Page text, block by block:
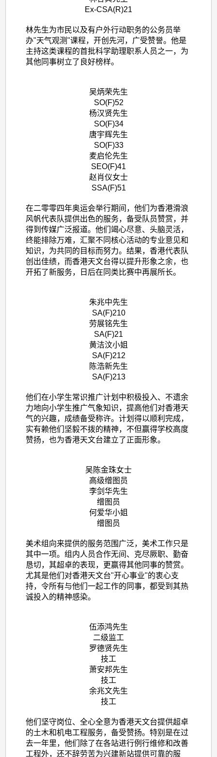
Ex-CSA(R)21
林先生为市民以及有户外行动职务的公务员举
办"天气观测"课程，开创先河，广受赞誉。他是
主持这类课程的首批科学助理职系人员之一，为
其他同事树立了良好榜样。
吴炳荣先生
SO(F)52
杨汉贤先生
SO(F)34
唐宇辉先生
SO(F)33
麦启伦先生
SEO(F)41
赵肖仪女士
SSA(F)51
在二零零四年奥运会举行期间，他们为香港滑浪
风帆代表队提供出色的服务，备受队员赞赏，并
得到传媒广泛报道。他们竭心尽意、头脑灵活，
终能排除万难，汇聚不同核心活动的专业意见和
知识，为共同的目标而努力。结果，香港代表队
创出佳绩，而香港天文台得以提升形象之余，也
开拓了新服务，日后在同类比赛中再展所长。
朱兆中先生
SA(F)210
劳展铭先生
SA(F)21
黄洁汶小姐
SA(F)212
陈浩新先生
SA(F)213
他们在小学生常识推广计划中积极投入、不遗余
力地向小学生推广气象知识，提高他们对香港天
气的兴趣，成绩备受称许。计划得以顺利完成，
实有赖他们坚毅不拨的精神，不但赢得学校高度
赞扬，也为香港天文台建立了正面形象。
吴陈金珠女士
高级缯图员
李剑华先生
缯图员
何爱华小姐
缯图员
美术组向来提供的服务范围广泛，美术工作只是
其中一项。组内人员合作无间、克尽厥职、勤奋
恳切，其超卓的表现，更赢得其他同事的赞赏。
尤其是他们对香港天文台"开心事业"的衷心支
持，令所有与他们一起工作的同事，都受到其热
诚投入的精神感染。
伍添鸿先生
二级监工
罗德贤先生
技工
萧安邦先生
技工
余兆文先生
技工
他们坚守岗位、全心全意为香港天文台提供超卓
的土木和机电工程服务，备受赞扬。特别是在过
去一年里，他们除了在各站进行例行维修和改善
工程外，还不辞劳苦为兴建新站提供可靠的服